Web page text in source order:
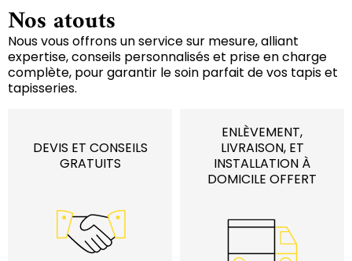
Nos atouts
Nous vous offrons un service sur mesure, alliant
expertise, conseils personnalisés et prise en charge
complète, pour garantir le soin parfait de vos tapis et
tapisseries.
DEVIS ET CONSEILS
GRATUITS
ENLÈVEMENT,
LIVRAISON, ET
INSTALLATION À
DOMICILE OFFERT